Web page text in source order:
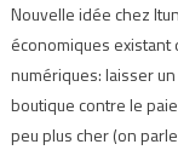
Nouvelle idée chez
économiques existant
numériques: laisser
boutique contre le
peu plus cher (on